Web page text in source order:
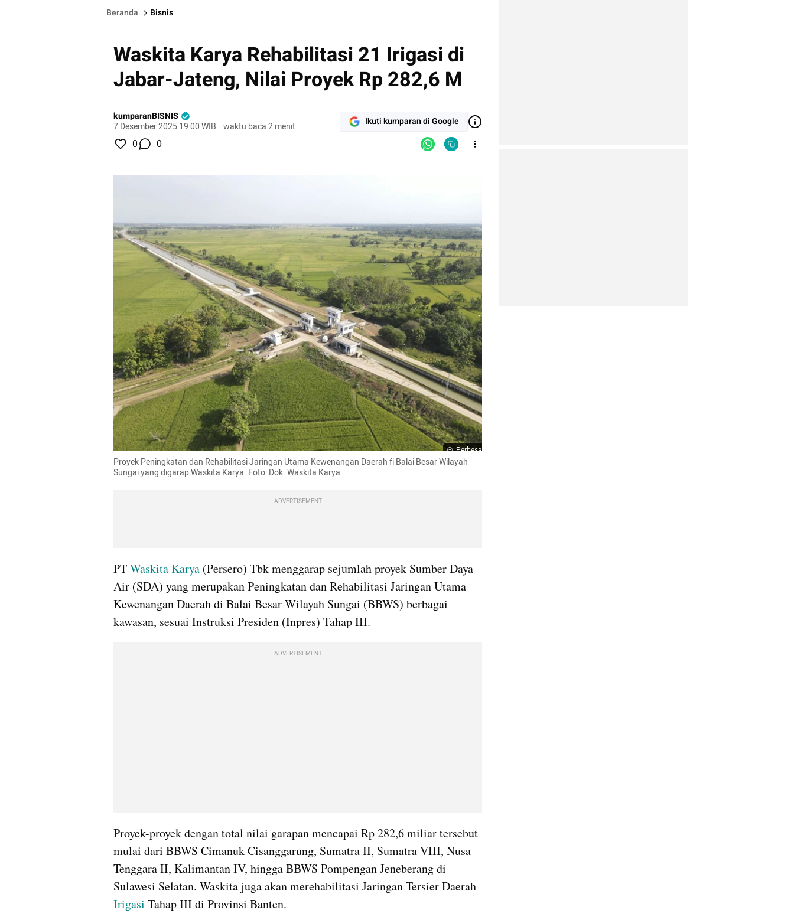
Beranda Bisnis
Waskita Karya Rehabilitasi 21 Irigasi di
Jabar-Jateng, Nilai Proyek Rp 282,6 M
kumparanBISNIS
7 Desember 2025 19:00 WIB · waktu baca 2 menit Ikuti kumparan di Google
0 0
Perbesar
Proyek Peningkatan dan Rehabilitasi Jaringan Utama Kewenangan Daerah fi Balai Besar Wilayah
Sungai yang digarap Waskita Karya. Foto: Dok. Waskita Karya
ADVERTISEMENT
PT Waskita Karya (Persero) Tbk menggarap sejumlah proyek Sumber Daya
Air (SDA) yang merupakan Peningkatan dan Rehabilitasi Jaringan Utama
Kewenangan Daerah di Balai Besar Wilayah Sungai (BBWS) berbagai
kawasan, sesuai Instruksi Presiden (Inpres) Tahap III.
ADVERTISEMENT
Proyek-proyek dengan total nilai garapan mencapai Rp 282,6 miliar tersebut
mulai dari BBWS Cimanuk Cisanggarung, Sumatra II, Sumatra VIII, Nusa
Tenggara II, Kalimantan IV, hingga BBWS Pompengan Jeneberang di
Irigasi Tahap III di Provinsi Banten.